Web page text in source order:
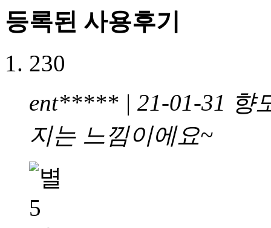
등록된 사용후기
230
ent***** | 21-01-31 향
지는 느낌이에요~